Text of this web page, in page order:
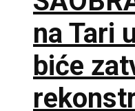
na Tari
biće